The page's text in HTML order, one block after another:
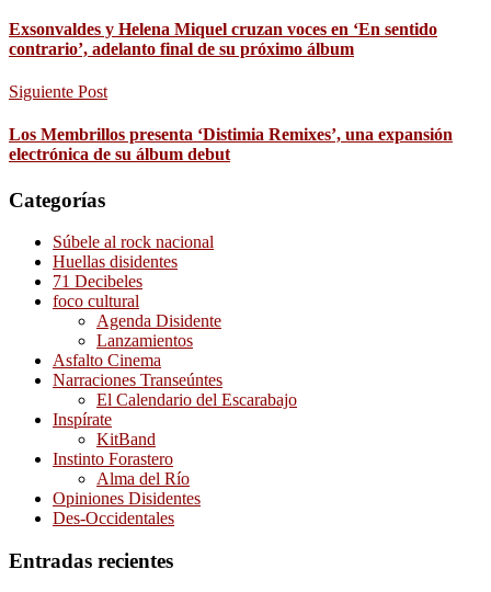
Exsonvaldes y Helena Miquel cruzan voces en ‘En sentido
contrario’, adelanto final de su próximo álbum
Siguiente Post
Los Membrillos presenta ‘Distimia Remixes’, una expansión
electrónica de su álbum debut
Categorías
Súbele al rock nacional
Huellas disidentes
71 Decibeles
foco cultural
Agenda Disidente
Lanzamientos
Asfalto Cinema
Narraciones Transeúntes
El Calendario del Escarabajo
Inspírate
KitBand
Instinto Forastero
Alma del Río
Opiniones Disidentes
Des-Occidentales
Entradas recientes